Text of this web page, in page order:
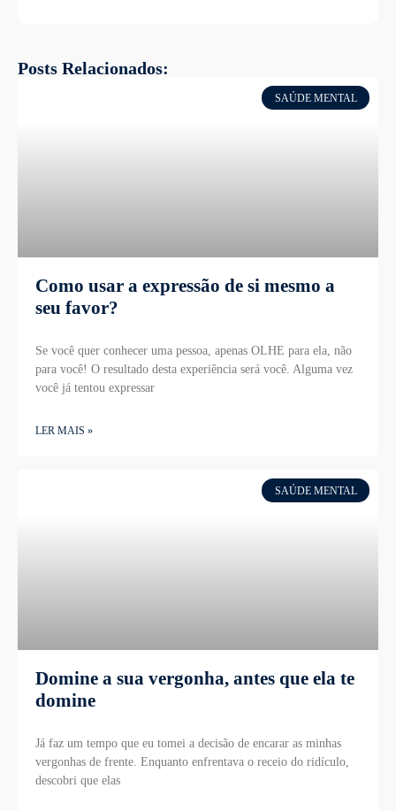
Posts Relacionados:
SAÚDE MENTAL
Como usar a expressão de si mesmo a
seu favor?
Se você quer conhecer uma pessoa, apenas OLHE para ela, não
para você! O resultado desta experiência será você. Alguma vez
você já tentou expressar
LER MAIS »
SAÚDE MENTAL
Domine a sua vergonha, antes que ela te
domine
Já faz um tempo que eu tomei a decisão de encarar as minhas
vergonhas de frente. Enquanto enfrentava o receio do ridículo,
descobri que elas